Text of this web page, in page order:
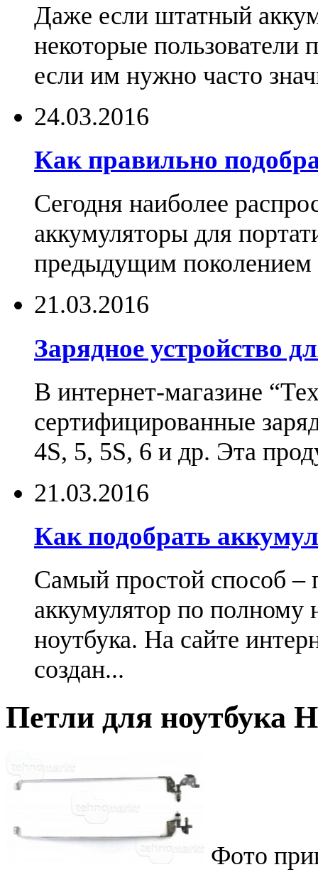
Даже если штатный
некоторые пользователи
если им нужно часто
24.03.2016
Как правильно
Сегодня наиболее
аккумуляторы для
предыдущим поколением
21.03.2016
Зарядное устройство
В интернет-магазине
сертифицированные
4S, 5, 5S, 6 и др. Эта
21.03.2016
Как подобрать
Самый простой способ –
аккумулятор по
ноутбука. На сайте
создан...
Петли для ноутбука
Фото